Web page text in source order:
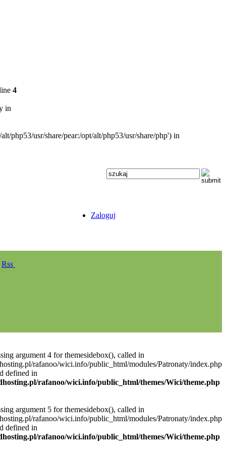
4
in
php53/usr/share/pear:/opt/alt/php53/usr/share/php') in
Zaloguj
Rss
argument 4 for themesidebox(), called in
rafanoo/wici.info/public_html/modules/Patronaty/index.php
defined in
rafanoo/wici.info/public_html/themes/Wici/theme.php
argument 5 for themesidebox(), called in
rafanoo/wici.info/public_html/modules/Patronaty/index.php
defined in
rafanoo/wici.info/public_html/themes/Wici/theme.php